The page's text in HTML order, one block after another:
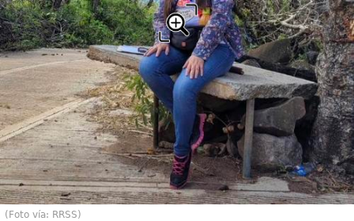
(Foto vía: RRSS)